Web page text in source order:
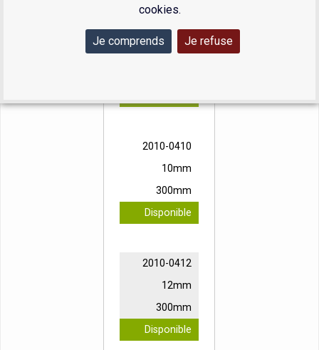
cookies.
Je comprends Je refuse
2010-0408
8mm
2010-0410
10mm
300mm
Disponible
2010-0412
12mm
300mm
Disponible